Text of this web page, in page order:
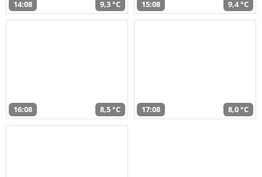
14:08 9,3 °C 15:08 9,4 °C
16:08 8,5 °C 17:08 8,0 °C